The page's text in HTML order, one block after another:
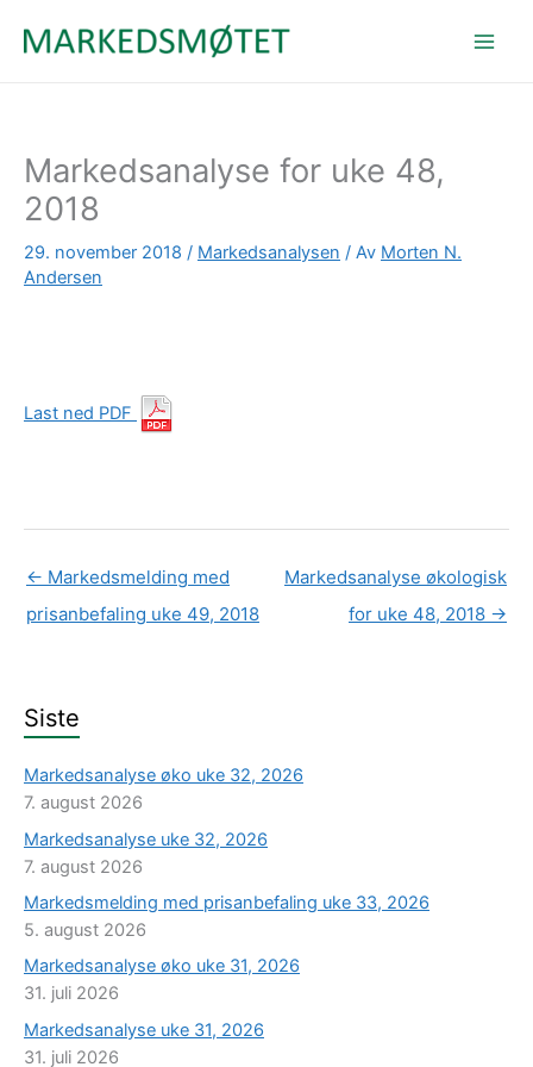
Markedsanalyse for uke 48,
2018
29. november 2018 / Markedsanalysen / Av Morten N.
Andersen
Last ned PDF
← Markedsmelding med
prisanbefaling uke 49, 2018
Markedsanalyse økologisk
for uke 48, 2018 →
Siste
Markedsanalyse øko uke 32, 2026
7. august 2026
Markedsanalyse uke 32, 2026
7. august 2026
Markedsmelding med prisanbefaling uke 33, 2026
5. august 2026
Markedsanalyse øko uke 31, 2026
31. juli 2026
Markedsanalyse uke 31, 2026
31. juli 2026